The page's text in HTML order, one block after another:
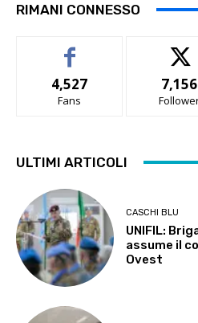
RIMANI CONNESSO
4,527
Fans
7,156
ULTIMI ARTICOLI
CASCHI BLU
UNIFIL:
assume il
Ovest